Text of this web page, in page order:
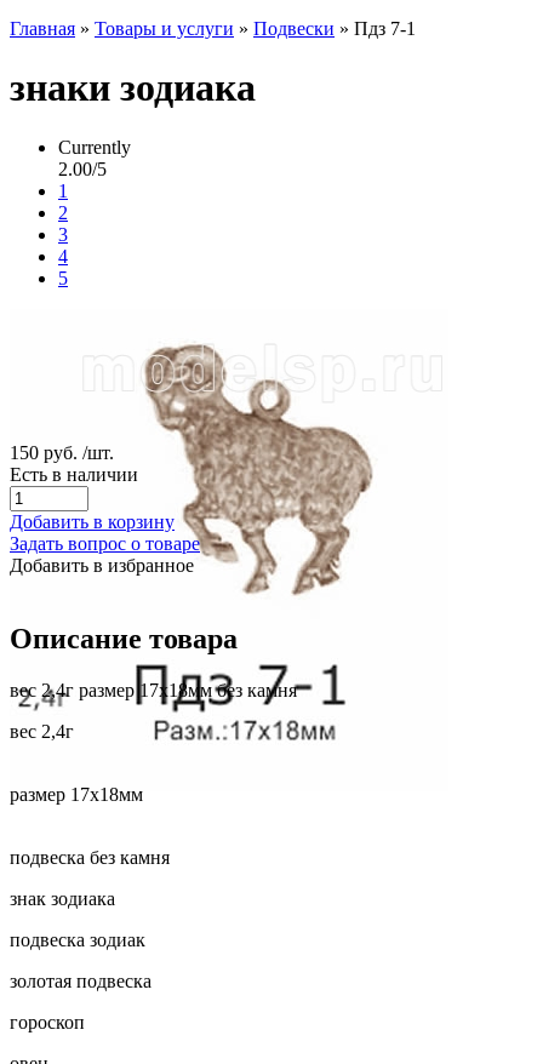
Главная » Товары и услуги » Подвески » Пдз 7-1
знаки зодиака
Currently
2.00/5
1
2
3
4
5
150 руб. /шт.
Есть в наличии
Добавить в корзину
Задать вопрос о товаре
Добавить в избранное
Описание товара
вес 2,4г размер 17х18мм без камня
вес 2,4г
размер 17х18мм
подвеска без камня
знак зодиака
подвеска зодиак
золотая подвеска
гороскоп